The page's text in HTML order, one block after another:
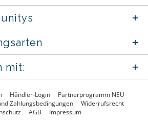
mit:
Händler-Login
Partnerprogramm NEU
Zahlungsbedingungen
Widerrufsrecht
AGB Impressum